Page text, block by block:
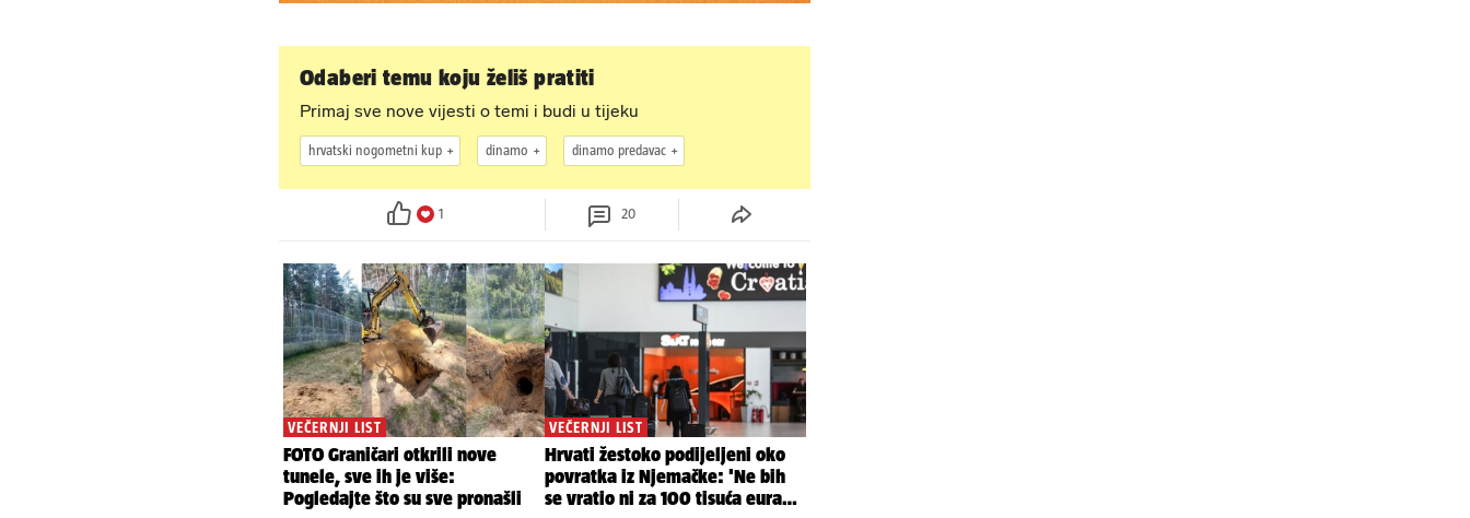
Odaberi temu koju želiš pratiti
Primaj sve nove vijesti o temi i budi u tijeku
hrvatski nogometni kup dinamo dinamo predavac
1 20